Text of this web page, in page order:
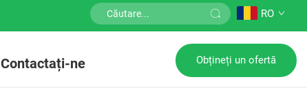
RO
Contactați-ne Obțineți un ofertă